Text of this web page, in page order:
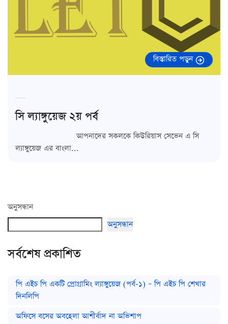
বিস্তারিত পড়ুন
সি ল্যাঙ্গুয়েজ ২য় পর্ব
আপনাদের সকলকে কিউরিয়াস সেভেন এ সি
ল্যাঙ্গুয়েজ এর বাংলা...
অনুসন্ধান
অনুসন্ধান
সর্বশেষ প্রকাশিত
পি এইচ পি একটি প্রোগ্রামিং ল্যাঙ্গুয়েজ (পর্ব-১) – পি এইচ পি শেখার
দিনলিপি
অফিসে বসের অবহেলা আশীর্বাদ না অভিশাপ